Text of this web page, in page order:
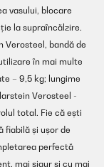
vasului, blocare
la supraîncălzire.
bandă de
în mai multe
– 9,5 kg; lungime
Verosteel -
total. Fie că ești
fiabilă și ușor de
perfectă
mai sigur și cu mai